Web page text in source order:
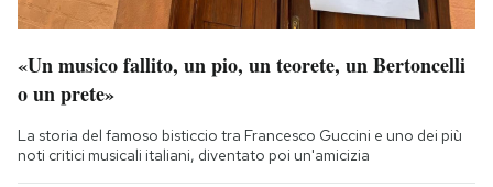
«Un musico fallito, un pio, un teorete, un Bertoncelli
o un prete»
La storia del famoso bisticcio tra Francesco Guccini e uno dei più
noti critici musicali italiani, diventato poi un'amicizia